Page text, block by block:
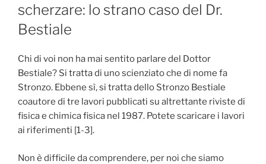
scherzare: lo strano caso del Dr.
Bestiale
Chi di voi non ha mai sentito parlare del Dottor
Bestiale? Si tratta di uno scienziato che di nome fa
Stronzo. Ebbene sì, si tratta dello Stronzo Bestiale
coautore di tre lavori pubblicati su altrettante riviste di
fisica e chimica fisica nel 1987. Potete scaricare i lavori
ai riferimenti [1-3].
Non è difficile da comprendere, per noi che siamo